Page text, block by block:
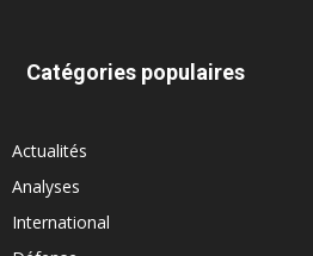
Catégories populaires
Actualités
Analyses
International